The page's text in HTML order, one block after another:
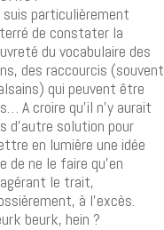
suis particulièrement
de constater la
du vocabulaire des
des raccourcis (souvent
qui peuvent être
A croire qu’il n’y aurait
d’autre solution pour
en lumière une idée
de ne le faire qu’en
le trait,
à l’excès.
beurk, hein ?